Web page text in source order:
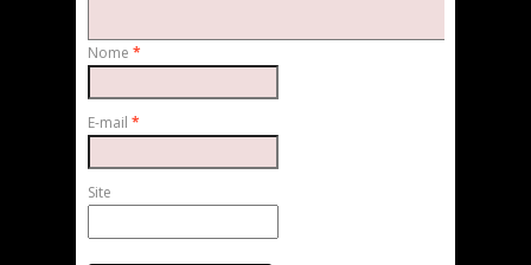
Nome *
E-mail *
Site